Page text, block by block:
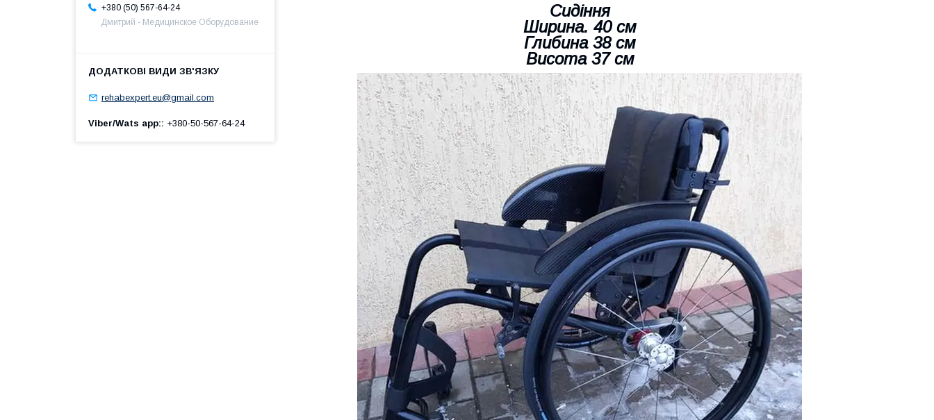
Сидіння
Ширина. 40 см
Глибина 38 см
Висота 37 см
+380 (50) 567-64-24
Дмитрий - Медицинское Оборудование
rehabexpert.eu@gmail.com
Viber/Wats app: +380-50-567-64-24